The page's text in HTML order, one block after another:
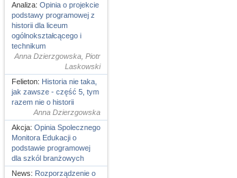
Analiza: Opinia o projekcie
podstawy programowej z
historii dla liceum
ogólnokształcącego i
technikum
Anna Dzierzgowska, Piotr
Laskowski
Felieton: Historia nie taka,
jak zawsze - część 5, tym
razem nie o historii
Anna Dzierzgowska
Akcja: Opinia Spolecznego
Monitora Edukacji o
podstawie programowej
dla szkól branżowych
News: Rozporządzenie o